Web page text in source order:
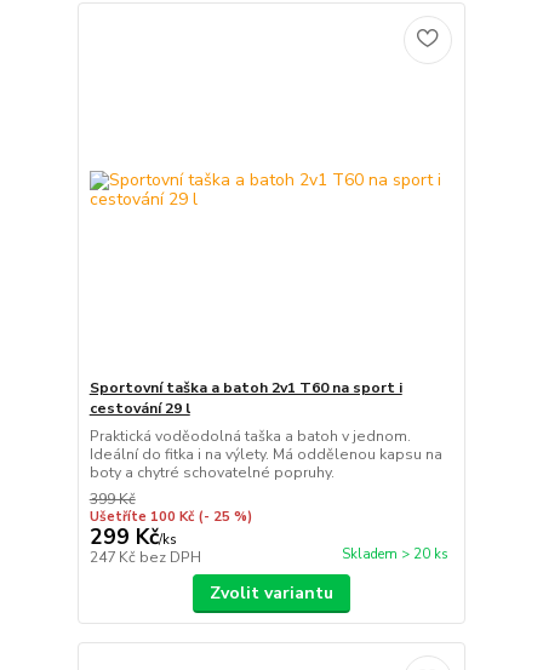
Sportovní taška a batoh 2v1 T60 na sport i
cestování 29 l
Praktická voděodolná taška a batoh v jednom.
Ideální do fitka i na výlety. Má oddělenou kapsu na
boty a chytré schovatelné popruhy.
399 Kč
Ušetříte 100 Kč (- 25 %)
299 Kč/ks
247 Kč bez DPH Skladem > 20 ks
Zvolit variantu